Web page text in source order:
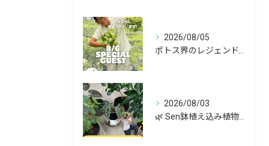
2026/08/05
ポトス界のレジェンド、COME BACK!!!
2026/08/03
🌿 Sen鉢植え込み植物 オンラインショップデビュー！ 🌿